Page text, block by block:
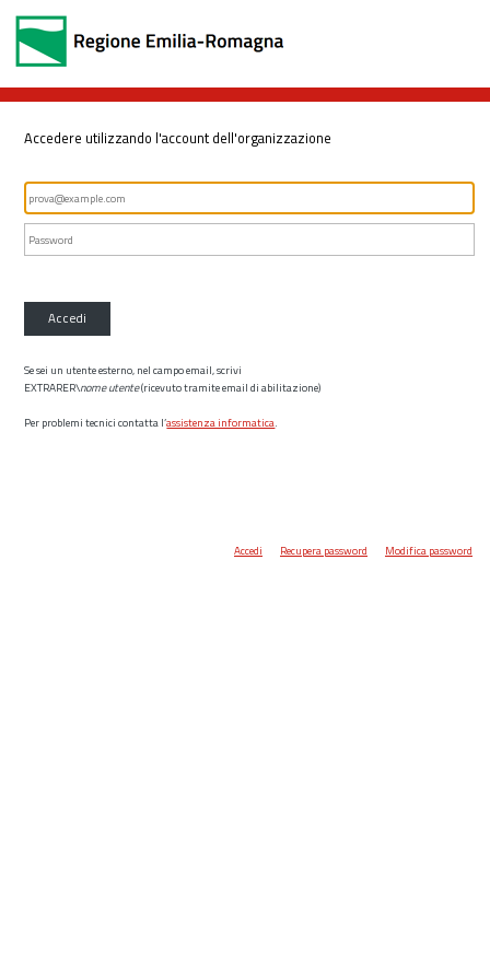
Accedere utilizzando l'account dell'organizzazione
Accedi
Se sei un utente esterno, nel campo email, scrivi
EXTRARER\nome utente(ricevuto tramite email di abilitazione)
Per problemi tecnici contatta l’assistenza informatica.
Accedi Recupera password Modifica password